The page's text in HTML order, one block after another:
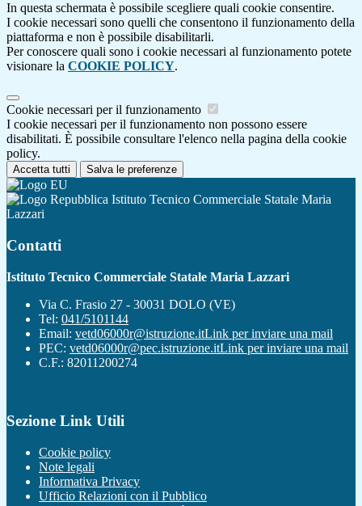
In questa schermata è possibile scegliere quali cookie consentire.
I cookie necessari sono quelli che consentono il funzionamento della
piattaforma e non è possibile disabilitarli.
Per conoscere quali sono i cookie necessari al funzionamento potete
visionare la COOKIE POLICY.
Cookie necessari per il funzionamento
I cookie necessari per il funzionamento non possono essere
disabilitati. È possibile consultare l'elenco nella pagina della cookie
policy.
Accetta tutti Salva le preferenze
Istituto Tecnico Commerciale Statale Maria
Lazzari
Contatti
Istituto Tecnico Commerciale Statale Maria Lazzari
Via C. Frasio 27 - 30031 DOLO (VE)
Tel: 041/5101144
Email: vetd06000r@istruzione.itLink per inviare una mail
PEC: vetd06000r@pec.istruzione.itLink per inviare una mail
C.F.: 82011200274
Sezione Link Utili
Cookie policy
Note legali
Informativa Privacy
Ufficio Relazioni con il Pubblico